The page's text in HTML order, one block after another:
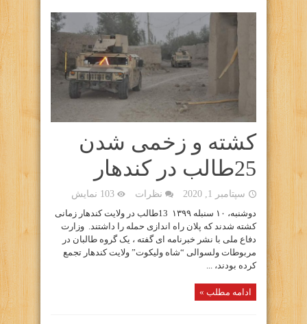
کشته و زخمی شدن
25طالب در کندهار
سپتامبر 1, 2020 نظرات
103 نمایش
دوشنبه، ۱۰ سنبله ۱۳۹۹ 13طالب در ولایت کندهار زمانی
کشته شدند که پلان راه اندازی حمله را داشتند. وزارت
دفاع ملی با نشر خبرنامه ای گفته ، یک گروه طالبان در
مربوطات ولسوالی “شاه ولیکوت” ولایت کندهار تجمع
کرده بودند، ...
ادامه مطلب »